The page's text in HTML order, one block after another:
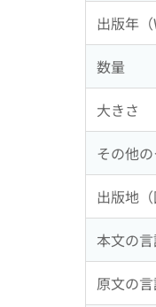
出版年（
数量
大きさ
その他
出版地（
本文の
原文の